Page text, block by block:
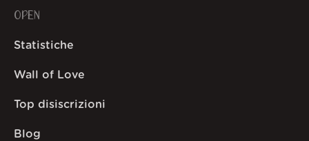
OPEN
Statistiche
Wall of Love
Top disiscrizioni
Blog